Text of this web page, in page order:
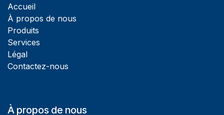
Accueil
À propos de nous
Produits
Services
Légal
Contactez-nous
À propos de nous